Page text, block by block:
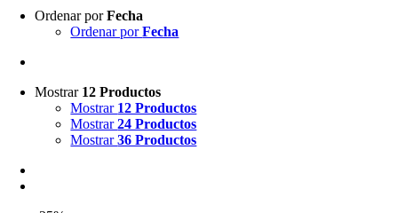
Ordenar porFecha
Ordenar porFecha
Mostrar 12 Productos
Mostrar 12 Productos
Mostrar24 Productos
Mostrar36 Productos